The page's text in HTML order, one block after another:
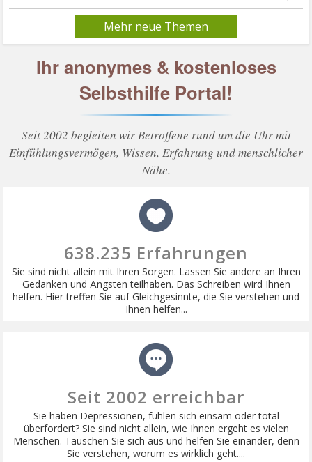
Mehr neue Themen
Ihr anonymes & kostenloses
Selbsthilfe Portal!
Seit 2002 begleiten wir Betroffene rund um die Uhr mit
Einfühlungsvermögen, Wissen, Erfahrung und menschlicher
Nähe.
638.235 Erfahrungen
Sie sind nicht allein mit Ihren Sorgen. Lassen Sie andere an Ihren
Gedanken und Ängsten teilhaben. Das Schreiben wird Ihnen
helfen. Hier treffen Sie auf Gleichgesinnte, die Sie verstehen und
Ihnen helfen...
Seit 2002 erreichbar
Sie haben Depressionen, fühlen sich einsam oder total
überfordert? Sie sind nicht allein, wie Ihnen ergeht es vielen
Menschen. Tauschen Sie sich aus und helfen Sie einander, denn
Sie verstehen, worum es wirklich geht....